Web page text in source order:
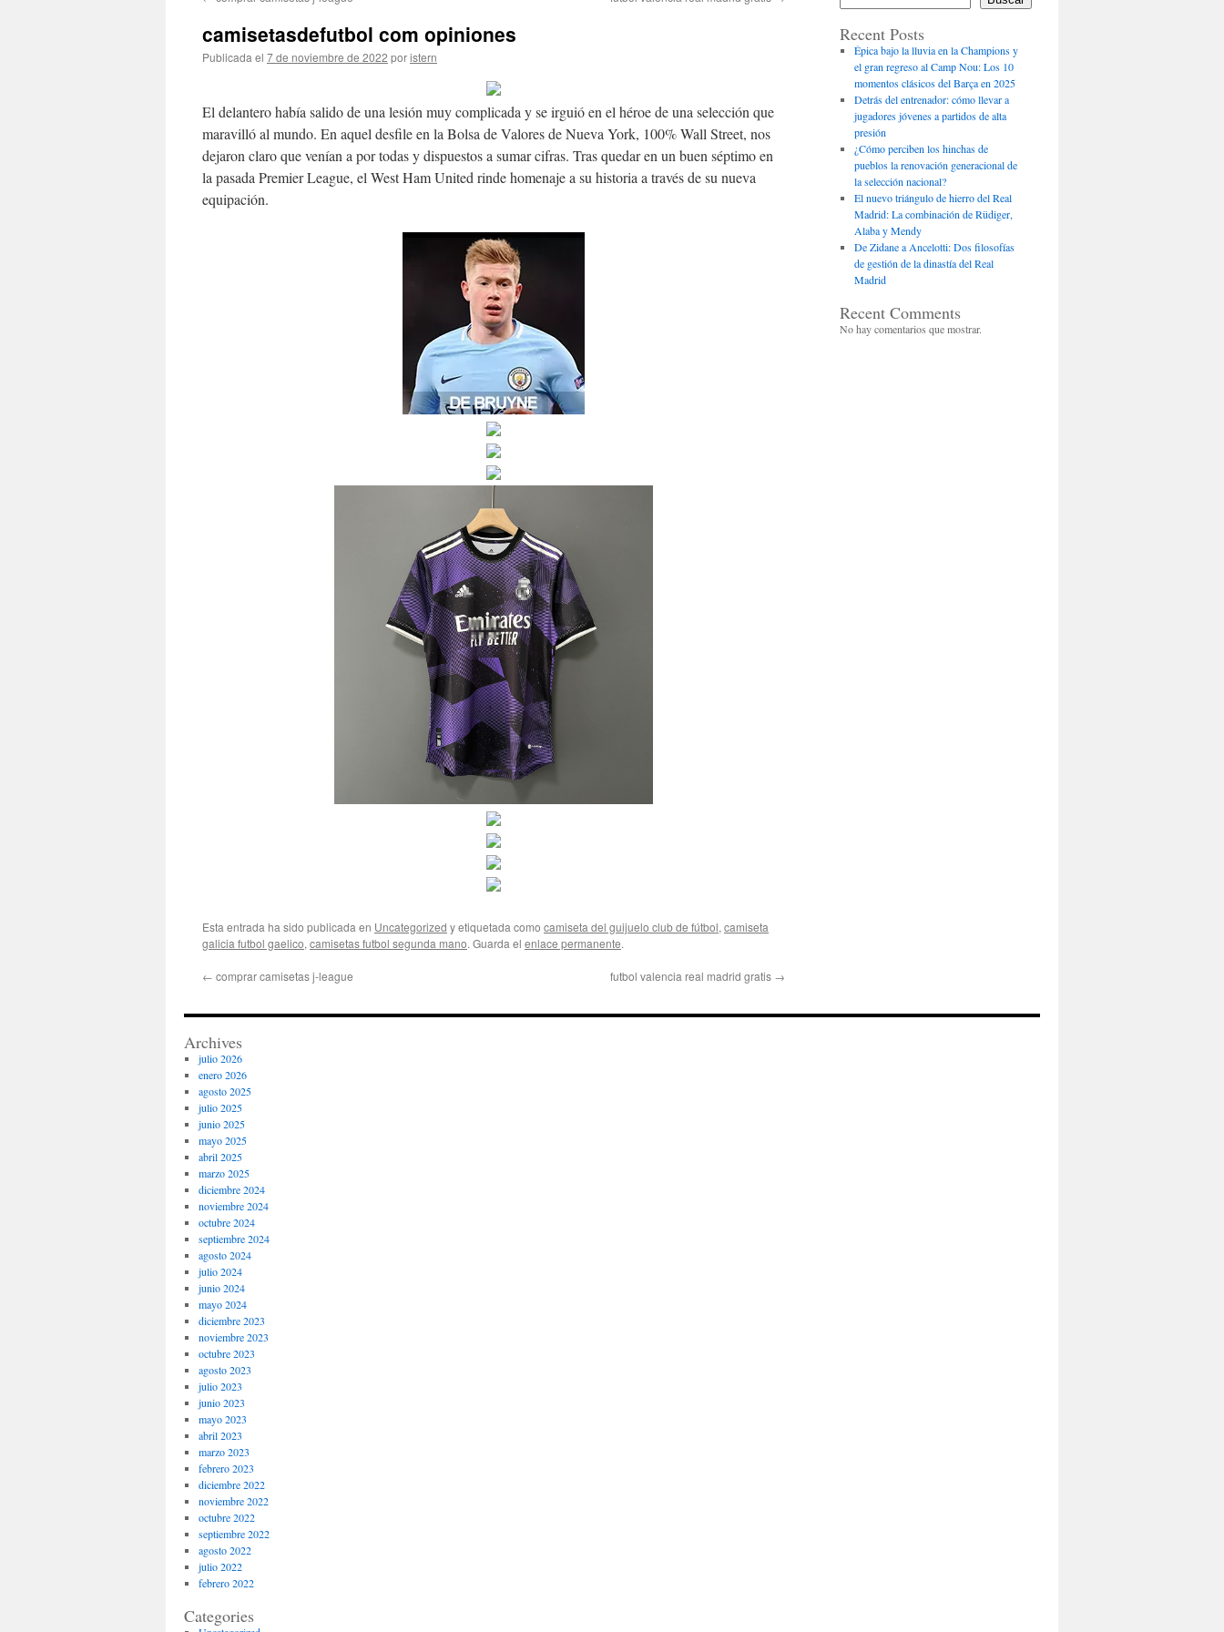
contenido
camisetasdefutbol com opiniones
Publicada el 7 de noviembre de 2022 poristern
El delantero había salido de una lesión muy complicada y se irguió en el héroe de una selección que
maravilló al mundo. En aquel desfile en la Bolsa de Valores de Nueva York, 100% Wall Street, nos
dejaron claro que venían a por todas y dispuestos a sumar cifras. Tras quedar en un buen séptimo en
la pasada Premier League, el West Ham United rinde homenaje a su historia a través de su nueva
equipación.
Esta entrada ha sido publicada en Uncategorized y etiquetada como camiseta del guijuelo club de fútbol, camiseta
galicia futbol gaelico, camisetas futbol segunda mano. Guarda el enlace permanente.
← comprar camisetas j-league futbol valencia real madrid gratis →
Recent Posts
Épica bajo la lluvia en la Champions y
el gran regreso al Camp Nou: Los 10
momentos clásicos del Barça en 2025
Detrás del entrenador: cómo llevar a
jugadores jóvenes a partidos de alta
presión
¿Cómo perciben los hinchas de
pueblos la renovación generacional de
la selección nacional?
El nuevo triángulo de hierro del Real
Madrid: La combinación de Rüdiger,
Alaba y Mendy
De Zidane a Ancelotti: Dos filosofías
de gestión de la dinastía del Real
Madrid
Recent Comments
No hay comentarios que mostrar.
Archives
julio 2026
enero 2026
agosto 2025
julio 2025
junio 2025
mayo 2025
abril 2025
marzo 2025
diciembre 2024
noviembre 2024
octubre 2024
septiembre 2024
agosto 2024
julio 2024
junio 2024
mayo 2024
diciembre 2023
noviembre 2023
octubre 2023
agosto 2023
julio 2023
junio 2023
mayo 2023
abril 2023
marzo 2023
febrero 2023
diciembre 2022
noviembre 2022
octubre 2022
septiembre 2022
agosto 2022
julio 2022
febrero 2022
Categories